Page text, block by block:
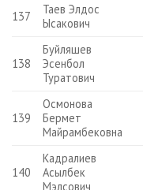
137
Таев Элдос
Ысакович
138
Буйляшев
Эсенбол
Туратович
139
Осмонова
Бермет
Майрамбековна
140
Кадралиев
Асылбек
Мэлсович